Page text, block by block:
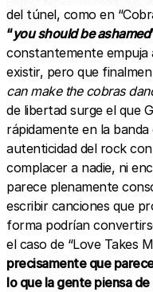
del túnel, como en
“you should be ashamed
constantemente
existir, pero que
can make the cobras
de libertad surge el que
rápidamente en la
autenticidad del rock
complacer a nadie, ni
parece plenamente
escribir canciones que
forma podrían
el caso de “Love Takes
precisamente que
lo que la gente piensa de